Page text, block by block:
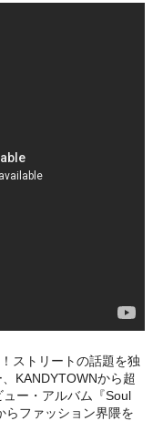
ストリートの話題を独
KANDYTOWNから超
ー・アルバム『Soul
らファッション界隈を